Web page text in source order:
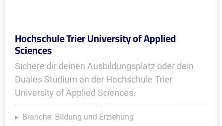
Hochschule Trier University of Applied
Sciences
Sichere dir deinen Ausbildungsplatz oder dein
Duales Studium an der Hochschule Trier
University of Applied Sciences.
Branche: Bildung und Erziehung